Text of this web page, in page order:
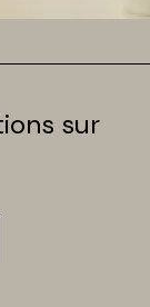
sur